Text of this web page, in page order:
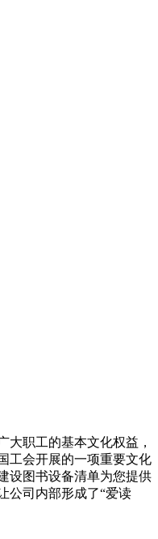
大职工的基本文化权益，
工会开展的一项重要文化
设图书设备清单为您提供
公司内部形成了“爱读